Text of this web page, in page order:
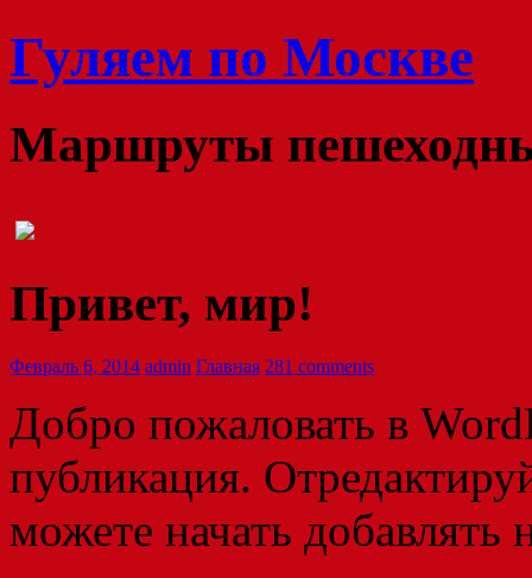
Гуляем по Москве
Маршруты
Привет, мир!
Февраль 6, 2014 admin Главная 281 comments
Добро пожаловать в
публикация.
можете начать добавлять